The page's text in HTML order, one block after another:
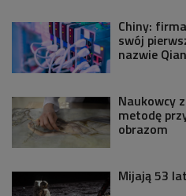
Chiny:
swój
nazwie
Naukowcy
metodę
obrazom
Mijają 53